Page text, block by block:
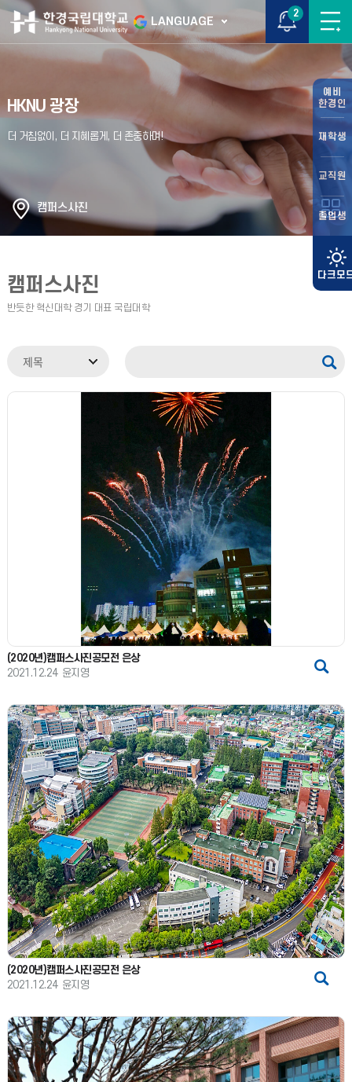
LANGUAGE
2
예비
한경인
재학생
교직원
졸업생
HKNU 광장
캠퍼스사진
캠퍼스사진
(2020년)캠퍼스사진공모전 은상
2021.12.24 윤지영
(2020년)캠퍼스사진공모전 은상
2021.12.24 윤지영